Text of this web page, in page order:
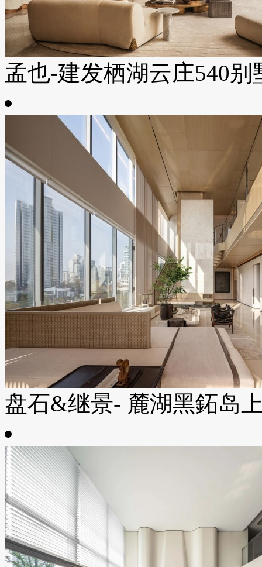
孟也-建发栖湖云庄540别
盘石&继景- 麓湖黑鉐岛